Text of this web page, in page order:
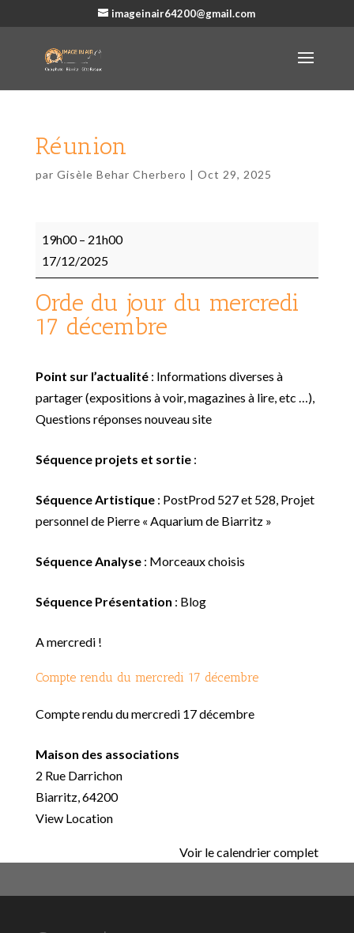
imageinair64200@gmail.com
Réunion
par Gisèle Behar Cherbero | Oct 29, 2025
Réunion
19h00 – 21h00
17/12/2025
Orde du jour du mercredi
17 décembre
Point sur l’actualité: Informations diverses à
partager (expositions à voir, magazines à lire, etc …),
Questions réponses nouveau site
Séquence projets et sortie:
Séquence Artistique : PostProd 527 et 528, Projet
personnel de Pierre « Aquarium de Biarritz »
Séquence Analyse: Morceaux choisis
Séquence Présentation : Blog
A mercredi !
Compte rendu du mercredi 17 décembre
Compte rendu du mercredi 17 décembre
Maison des associations
2 Rue Darrichon
Biarritz,64200
View Location
Voir le calendrier complet